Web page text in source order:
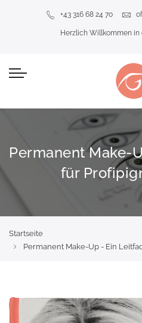
+43 316 68 24 70
Herzlich Willkommen in
Permanent Make-
für
Startseite
Permanent Make-Up - Ein